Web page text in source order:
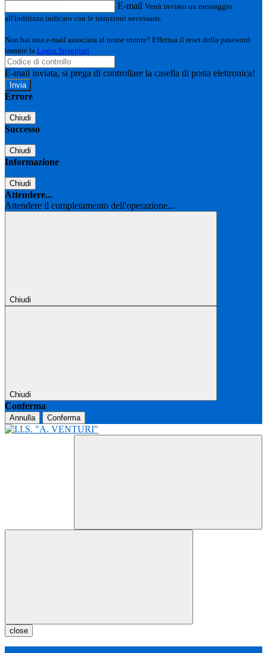
E-mail Verrà inviato un messaggio
all'indirizzo indicato con le istruzioni necessarie.
Non hai una e-mail associata al nome utente? Effettua il reset della password
tramite la Login Spaggiari
E-mail inviata, si prega di controllare la casella di posta elettronica!
Errore
Chiudi
Successo
Chiudi
Informazione
Chiudi
Attendere...
Attendere il completamento dell'operazione...
Chiudi
Chiudi
Conferma
Annulla Conferma
close